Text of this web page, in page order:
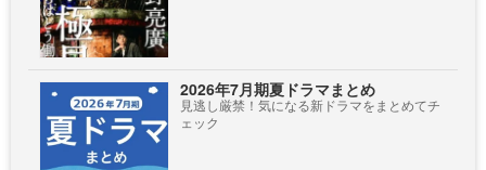
2026年7月期夏ドラマまとめ
見逃し厳禁！気になる新ドラマをまとめてチ
ェック